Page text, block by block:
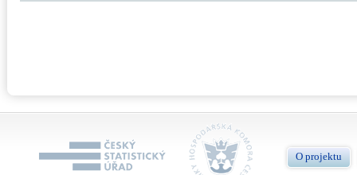
O projektu